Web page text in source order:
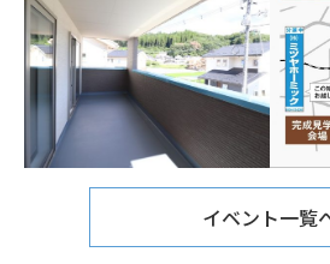
イベント一覧